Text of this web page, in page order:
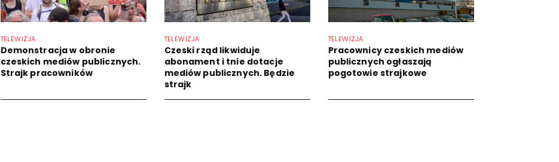
TELEWIZJA
Demonstracja w obronie
czeskich mediów publicznych.
Strajk pracowników
TELEWIZJA
Czeski rząd likwiduje
abonament i tnie dotacje
mediów publicznych. Będzie
strajk
TELEWIZJA
Pracownicy czeskich mediów
publicznych ogłaszają
pogotowie strajkowe